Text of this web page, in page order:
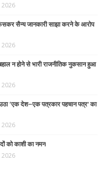
2026
सैन्य जानकारी साझा करने के आरोप
2026
न होने से भारी राजनीतिक नुकसान हुआ
2026
‘एक देश–एक पत्रकार पहचान पत्र’ का
2026
को काशी का नमन
2026